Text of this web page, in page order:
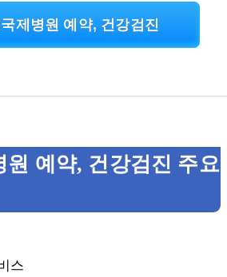
제병원 예약, 건강검진
원 예약, 건강검진 주요
스